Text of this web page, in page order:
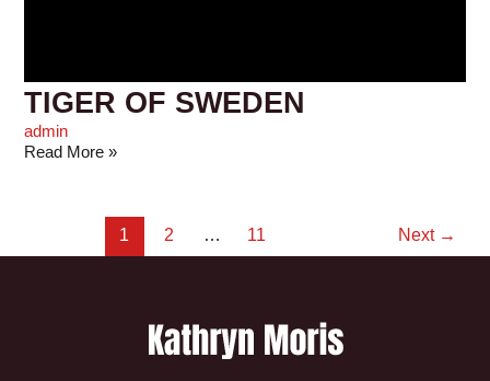
TIGER OF SWEDEN
admin
Read More »
1 2 … 11 Next →